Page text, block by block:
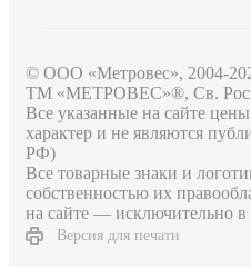
© ООО «Метровес», 2004-
ТМ «МЕТРОВЕС»®, Св.
Все указанные на сайте
характер и не являются
РФ)
Все товарные знаки и
собственностью их
на сайте — исключительно
Версия для печати